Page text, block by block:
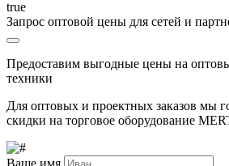
true
Запрос оптовой цены для сетей и
Предоставим выгодные цены на
техники
Для оптовых и проектных заказов мы
скидки на торговое оборудование
Ваше имя